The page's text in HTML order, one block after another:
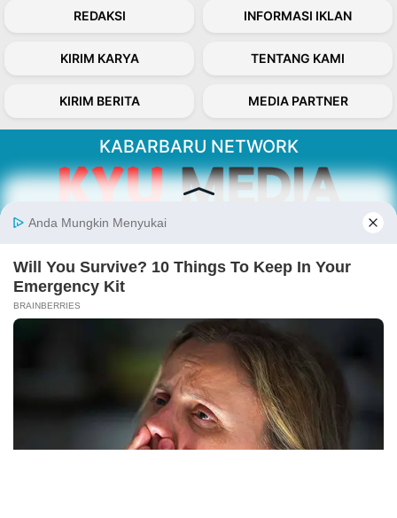
REDAKSI INFORMASI IKLAN
KIRIM KARYA TENTANG KAMI
KIRIM BERITA MEDIA PARTNER
KABARBARU NETWORK
Kabarbaru.co menyajikan berita aktual dan
Follow Kabarbaru